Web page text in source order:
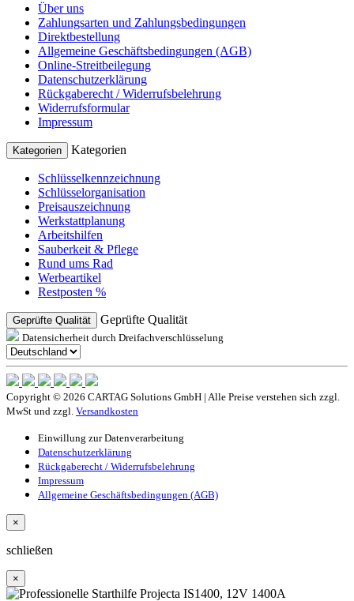
Über uns
Zahlungsarten und Zahlungsbedingungen
Direktbestellung
Allgemeine Geschäftsbedingungen (AGB)
Online-Streitbeilegung
Datenschutzerklärung
Rückgaberecht / Widerrufsbelehrung
Widerrufsformular
Impressum
Kategorien Kategorien
Schlüsselkennzeichnung
Schlüsselorganisation
Preisauszeichnung
Werkstattplanung
Arbeitshilfen
Sauberkeit & Pflege
Rund ums Rad
Werbeartikel
Restposten %
Geprüfte Qualität Geprüfte Qualität
Datensicherheit durch Dreifachverschlüsselung
Copyright © 2026 CARTAG Solutions GmbH | Alle Preise verstehen sich zzgl.
MwSt und zzgl. Versandkosten
Einwillung zur Datenverarbeitung
Datenschutzerklärung
Rückgaberecht / Widerrufsbelehrung
Impressum
Allgemeine Geschäftsbedingungen (AGB)
×
schließen
×